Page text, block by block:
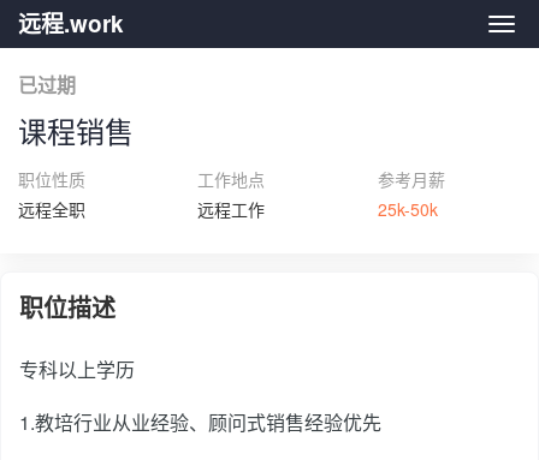
远
远程.work
已过期
课程销售
职位性质
远程全职
工作地点
远程工作
参考月薪
25k-50k
职位描述
专科以上学历
1.教培行业从业经验、顾问式销售经验优先